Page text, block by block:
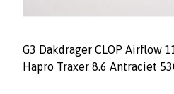
G3 Dakdrager CLOP Airflow
Hapro Traxer 8.6 Antraciet